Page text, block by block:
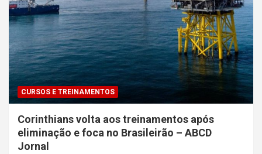
CURSOS E TREINAMENTOS
Corinthians volta aos treinamentos após
eliminação e foca no Brasileirão – ABCD
Jornal